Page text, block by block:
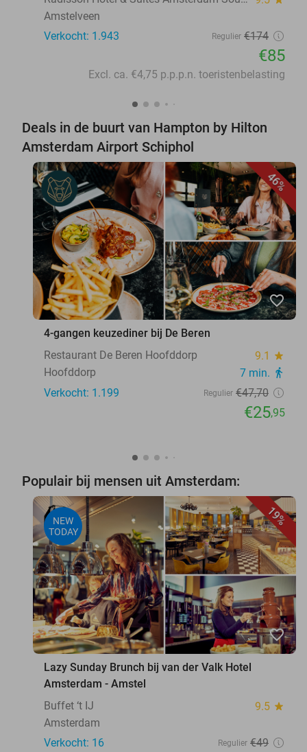
Amstelveen
Verkocht: 1.943
Regulier €174
€85
Excl. ca. €4,75 p.p.p.n. toeristenbelasting
Deals in de buurt van Hampton by Hilton
Amsterdam Airport Schiphol
46%
favorite_border
4-gangen keuzediner bij De Beren
Restaurant De Beren Hoofddorp
9.1 star
Hoofddorp 7 min. directions_walk
Verkocht: 1.199 Regulier €47,70
€25,95
Populair bij mensen uit Amsterdam:
19%
NEW
TODAY
favorite_border
Lazy Sunday Brunch bij van der Valk Hotel
Amsterdam - Amstel
Buffet ‘t IJ
9.5 star
Amsterdam
Verkocht: 16
Regulier €49